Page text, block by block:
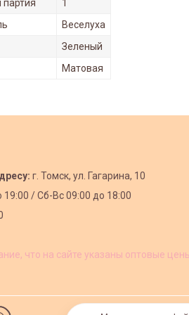
1
Веселуха
Зеленый
Матовая
г. Томск, ул. Гагарина, 10
19:00 /Сб-Вс 09:00 до 18:00
что на сайте указаны оптовые